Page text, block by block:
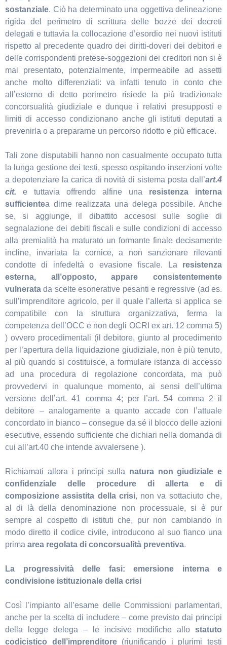
sostanziale. Ciò ha determinato una oggettiva delineazione
rigida del perimetro di scrittura delle bozze dei decreti
delegati e tuttavia la collocazione d’esordio nei nuovi istituti
rispetto al precedente quadro dei diritti-doveri dei debitori e
delle corrispondenti pretese-soggezioni dei creditori non si è
mai presentato, potenzialmente, impermeabile ad assetti
anche molto differenziati: va infatti tenuto in conto che
all’esterno di detto perimetro risiede la più tradizionale
concorsualità giudiziale e dunque i relativi presupposti e
limiti di accesso condizionano anche gli istituti deputati a
prevenirla o a prepararne un percorso ridotto e più efficace.
Tali zone disputabili hanno non casualmente occupato tutta
la lunga gestione dei testi, spesso ospitando inserzioni volte
a depotenziare la carica di novità di sistema posta dall’art.4
cit. e tuttavia offrendo alfine una resistenza interna
sufficientea dirne realizzata una delega possibile. Anche
se, si aggiunge, il dibattito accesosi sulle soglie di
segnalazione dei debiti fiscali e sulle condizioni di accesso
alla premialità ha maturato un formante finale decisamente
incline, invariata la cornice, a non sanzionare rilevanti
condotte di infedeltà o evasione fiscale. La resistenza
esterna, all’opposto, appare consistentemente
vulnerata da scelte esonerative pesanti e regressive (ad es.
sull’imprenditore agricolo, per il quale l’allerta si applica se
compatibile con la struttura organizzativa, ferma la
competenza dell’OCC e non degli OCRI ex art. 12 comma 5)
) ovvero procedimentali (il debitore, giunto al procedimento
per l’apertura della liquidazione giudiziale, non è più tenuto,
al più quando si costituisce, a formulare istanza di accesso
ad una procedura di regolazione concordata, ma può
provvedervi in qualunque momento, ai sensi dell’ultima
versione dell’art. 41 comma 4; per l’art. 54 comma 2 il
debitore – analogamente a quanto accade con l’attuale
concordato in bianco – consegue da sé il blocco delle azioni
esecutive, essendo sufficiente che dichiari nella domanda di
cui all’art.40 che intende avvalersene ).
Richiamati allora i principi sulla natura non giudiziale e
confidenziale delle procedure di allerta e di
composizione assistita della crisi, non va sottaciuto che,
al di là della denominazione non processuale, si è pur
sempre al cospetto di istituti che, pur non cambiando in
modo diretto il codice civile, introducono al suo fianco una
prima area regolata di concorsualità preventiva.
La progressività delle fasi: emersione interna e
condivisione istituzionale della crisi
Così l’impianto all’esame delle Commissioni parlamentari,
anche per la scelta di includere – come previsto dai principi
della legge delega – le incisive modifiche allo statuto
codicistico dell’imprenditore(riunificando i plurimi testi